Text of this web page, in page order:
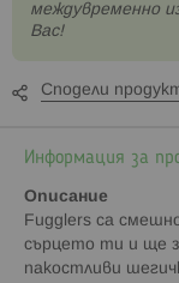
междувременно
Вас!
Сподели
Информация за
Описание
Fugglers са
сърцето ти и ще
пакостливи